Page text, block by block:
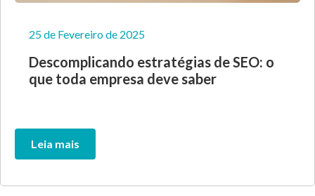
25 de Fevereiro de 2025
Descomplicando estratégias de SEO: o
que toda empresa deve saber
Leia mais